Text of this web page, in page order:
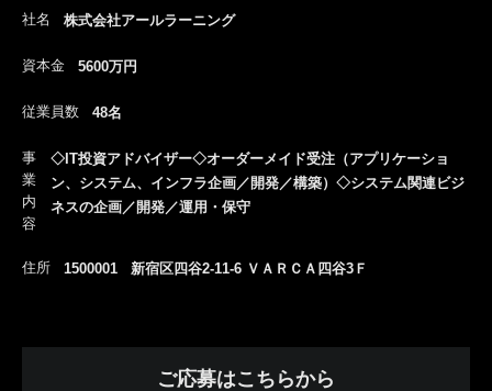
社名 株式会社アールラーニング
資本金 5600万円
従業員数 48名
事
業
内
容
◇IT投資アドバイザー◇オーダーメイド受注（アプリケーショ
ン、システム、インフラ企画／開発／構築）◇システム関連ビジ
ネスの企画／開発／運用・保守
住所 1500001 新宿区四谷2-11-6 ＶＡＲＣＡ四谷3Ｆ
ご応募はこちらから